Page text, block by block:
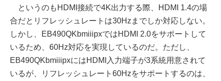
というのもHDMI接続で4K出力する際、HDMI 1.4の場
合だとリフレッシュレートは30Hzまでしか対応しない。
しかし、EB490QKbmiiipxではHDMI 2.0をサポートして
いるため、60Hz対応を実現しているのだ。ただし、
EB490QKbmiiipxにはHDMI入力端子が3系統用意されて
いるが、リフレッシュレート60Hzをサポートするのは、